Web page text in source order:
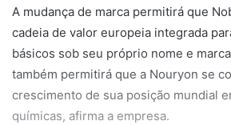
A mudança de marca permitirá que
cadeia de valor europeia integrada
básicos sob seu próprio nome e
também permitirá que a Nouryon se
crescimento de sua posição mundial
químicas, afirma a empresa.